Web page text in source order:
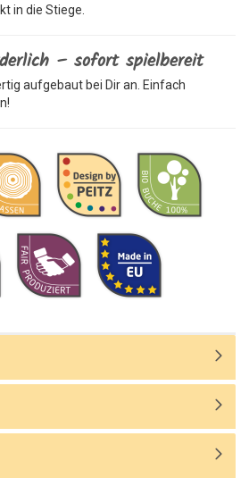
in die Stiege.
– sofort spielbereit
aufgebaut bei Dir an. Einfach